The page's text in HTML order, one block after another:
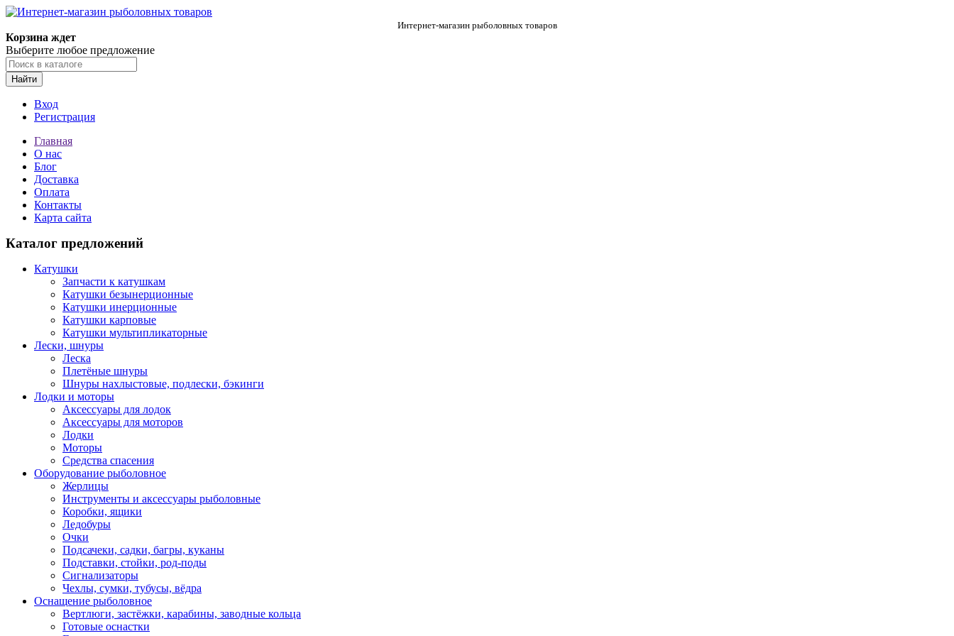
Интернет-магазин рыболовных товаров
Корзина ждет
Выберите любое предложение
Найти
Вход
Регистрация
Главная
О нас
Блог
Доставка
Оплата
Контакты
Карта сайта
Каталог предложений
Катушки
Запчасти к катушкам
Катушки безынерционные
Катушки инерционные
Катушки карповые
Катушки мультипликаторные
Лески, шнуры
Леска
Плетёные шнуры
Шнуры нахлыстовые, подлески, бэкинги
Лодки и моторы
Аксессуары для лодок
Аксессуары для моторов
Лодки
Моторы
Средства спасения
Оборудование рыболовное
Жерлицы
Инструменты и аксессуары рыболовные
Коробки, ящики
Ледобуры
Очки
Подсачеки, садки, багры, куканы
Подставки, стойки, род-поды
Сигнализаторы
Чехлы, сумки, тубусы, вёдра
Оснащение рыболовное
Вертлюги, застёжки, карабины, заводные кольца
Готовые оснастки